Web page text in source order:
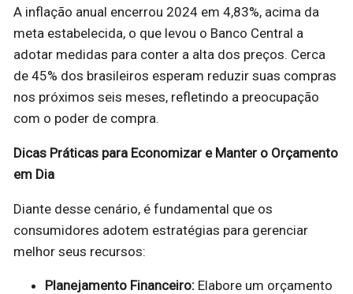
A inflação anual encerrou 2024 em 4,83%, acima da
meta estabelecida, o que levou o Banco Central a
adotar medidas para conter a alta dos preços. Cerca
de 45% dos brasileiros esperam reduzir suas compras
nos próximos seis meses, refletindo a preocupação
com o poder de compra.
Dicas Práticas para Economizar e Manter o Orçamento
em Dia
Diante desse cenário, é fundamental que os
consumidores adotem estratégias para gerenciar
melhor seus recursos:
Planejamento Financeiro: Elabore um orçamento